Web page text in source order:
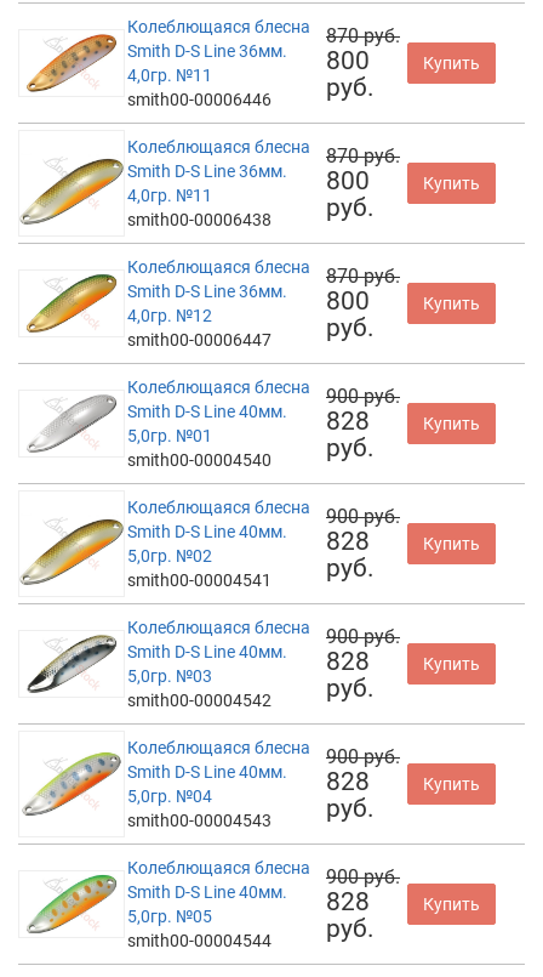
Колеблющаяся блесна
Smith D-S Line 36мм.
4,0гр. №11
smith00-00006446
870 руб.
800
руб.
Купить
Колеблющаяся блесна
Smith D-S Line 36мм.
4,0гр. №11
smith00-00006438
870 руб.
800
руб.
Купить
Колеблющаяся блесна
Smith D-S Line 36мм.
4,0гр. №12
smith00-00006447
870 руб.
800
руб.
Купить
Колеблющаяся блесна
Smith D-S Line 40мм.
5,0гр. №01
smith00-00004540
900 руб.
828
руб.
Купить
Колеблющаяся блесна
Smith D-S Line 40мм.
5,0гр. №02
smith00-00004541
900 руб.
828
руб.
Купить
Колеблющаяся блесна
Smith D-S Line 40мм.
5,0гр. №03
smith00-00004542
900 руб.
828
руб.
Купить
Колеблющаяся блесна
Smith D-S Line 40мм.
5,0гр. №04
smith00-00004543
900 руб.
828
руб.
Купить
Колеблющаяся блесна
Smith D-S Line 40мм.
5,0гр. №05
smith00-00004544
900 руб.
828
руб.
Купить